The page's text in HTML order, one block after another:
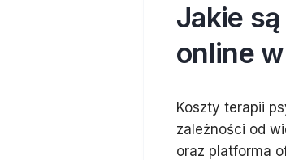
Jakie
online
Koszty terapii
zależności od
oraz platforma